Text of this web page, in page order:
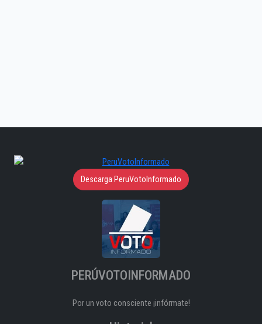
Descarga PeruVotoInformado
PERÚVOTOINFORMADO
Por un voto consciente ¡infórmate!